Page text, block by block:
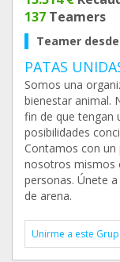
137 Teamers
Teamer
PATAS
Somos una
bienestar animal.
fin de que tengan
posibilidades
Contamos con
nosotros mismos
personas. Únete
de arena.
Unirme a este